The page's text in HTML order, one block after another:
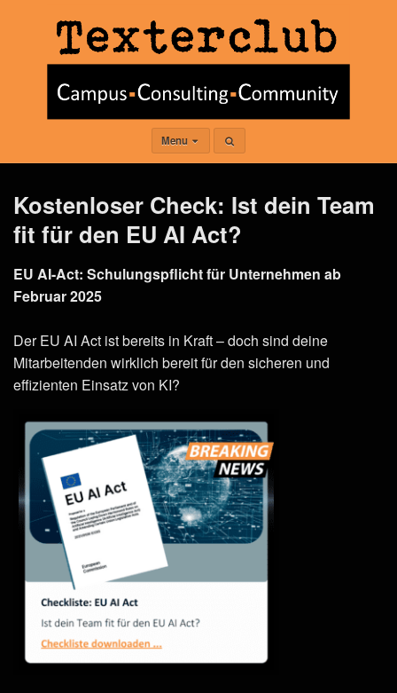
Menu
Kostenloser Check: Ist dein Team
fit für den EU AI Act?
EU AI-Act: Schulungspflicht für Unternehmen ab
Februar 2025
Der EU AI Act ist bereits in Kraft – doch sind deine
Mitarbeitenden wirklich bereit für den sicheren und
effizienten Einsatz von KI?